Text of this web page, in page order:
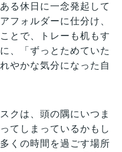
る休日に一念発起して
フォルダーに仕分け、
とで、トレーも机もす
、「ずっとためていた
やかな気分になった自
クは、頭の隅にいつま
てしまっているかもし
くの時間を過ごす場所